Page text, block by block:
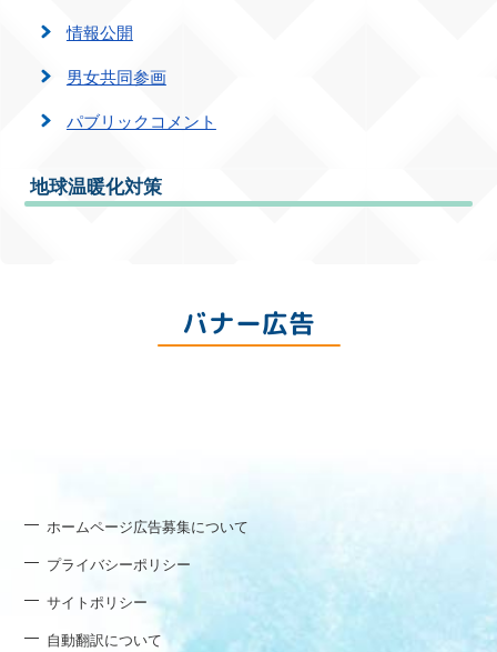
情報公開
男女共同参画
パブリックコメント
地球温暖化対策
バナー広告
ホームページ広告募集について
プライバシーポリシー
サイトポリシー
自動翻訳について